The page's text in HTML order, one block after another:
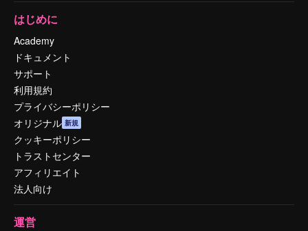
はじめに
Academy
ドキュメント
サポート
利用規約
プライバシーポリシー
オリジナル 新規
クッキーポリシー
トラストセンター
アフィリエイト
法人向け
運営